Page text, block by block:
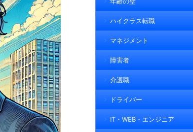
ハイクラス転職
マネジメント
障害者
介護職
ドライバー
IT・WEB・エンジニア